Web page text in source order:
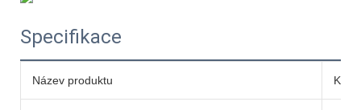
Specifikace
Název produktu